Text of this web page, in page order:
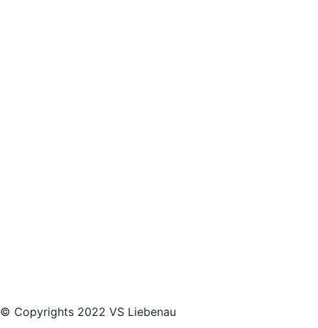
© Copyrights 2022 VS Liebenau